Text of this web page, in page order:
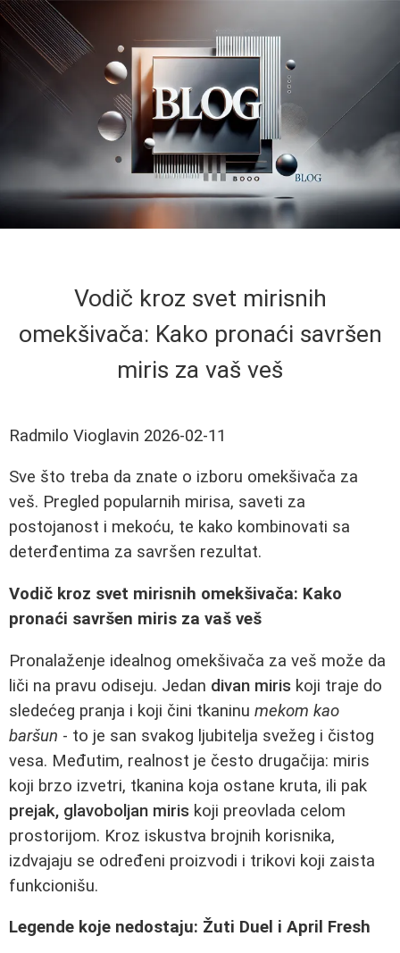
Vodič kroz svet mirisnih
omekšivača: Kako pronaći savršen
miris za vaš veš
Radmilo Vioglavin 2026-02-11
Sve što treba da znate o izboru omekšivača za
veš. Pregled popularnih mirisa, saveti za
postojanost i mekoću, te kako kombinovati sa
deterđentima za savršen rezultat.
Vodič kroz svet mirisnih omekšivača: Kako
pronaći savršen miris za vaš veš
Pronalaženje idealnog omekšivača za veš može da
liči na pravu odiseju. Jedan divan miris koji traje do
sledećeg pranja i koji čini tkaninu mekom kao
baršun - to je san svakog ljubitelja svežeg i čistog
vesa. Međutim, realnost je često drugačija: miris
koji brzo izvetri, tkanina koja ostane kruta, ili pak
prejak, glavoboljan miris koji preovlada celom
prostorijom. Kroz iskustva brojnih korisnika,
izdvajaju se određeni proizvodi i trikovi koji zaista
funkcionišu.
Legende koje nedostaju: Žuti Duel i April Fresh